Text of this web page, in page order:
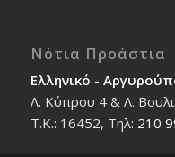
Νότια Προάστια
Ελληνικό -
Λ. Κύπρου 4 & Λ.
T.K.: 16452, Τηλ: 210